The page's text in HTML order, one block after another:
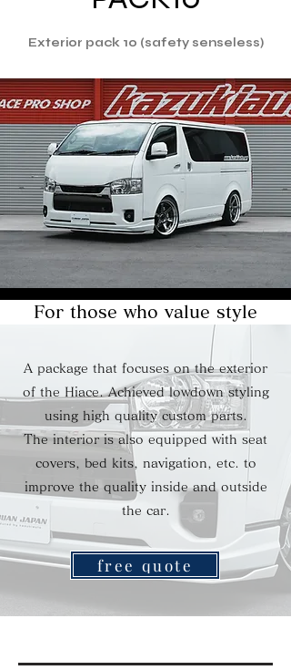
Exterior pack 10 (safety senseless)
For those who value style
A package that focuses on the exterior
of the Hiace. Achieved lowdown styling
using high quality custom parts.
​The interior is also equipped with seat
covers, bed kits, navigation, etc. to
improve the quality inside and outside
the car.
free quote